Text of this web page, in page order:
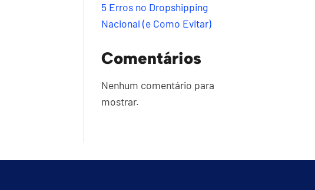
5 Erros no Dropshipping
Nacional (e Como Evitar)
Comentários
Nenhum comentário para
mostrar.